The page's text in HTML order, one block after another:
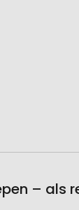
– als